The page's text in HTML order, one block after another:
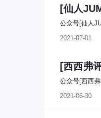
[仙人
公众号[仙人
2021-07-01
[西西弗
公众号[西西
2021-06-30